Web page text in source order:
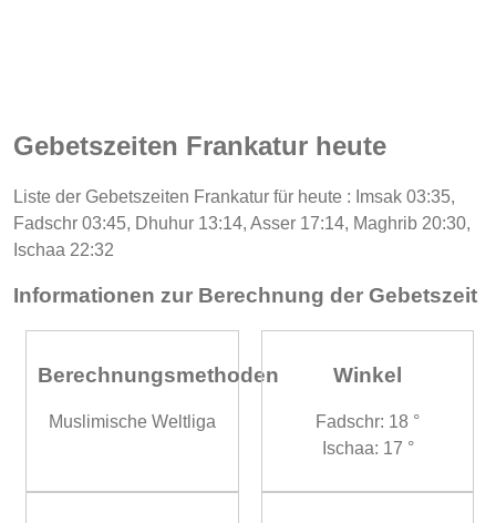
Gebetszeiten Frankatur heute
Liste der Gebetszeiten Frankatur für heute : Imsak 03:35,
Fadschr 03:45, Dhuhur 13:14, Asser 17:14, Maghrib 20:30,
Ischaa 22:32
Informationen zur Berechnung der Gebetszeit
Berechnungsmethoden
Muslimische Weltliga
Winkel
Fadschr: 18 °
Ischaa: 17 °